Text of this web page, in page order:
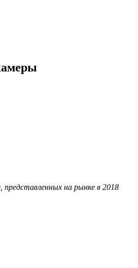
представленных на рынке в 2018